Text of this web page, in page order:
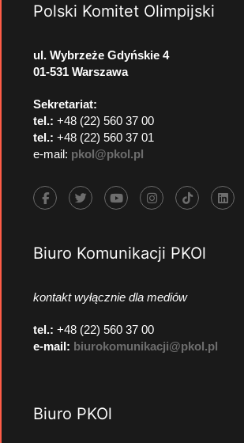
Polski Komitet Olimpijski
ul. Wybrzeże Gdyńskie 4
01-531 Warszawa
Sekretariat:
tel.: +48 (22) 560 37 00
tel.: +48 (22) 560 37 01
e-mail: pkol@pkol.pl
Biuro Komunikacji PKOl
kontakt wyłącznie dla mediów
tel.: +48 (22) 560 37 00
e-mail: biurokomunikacji@pkol.pl
Biuro PKOl